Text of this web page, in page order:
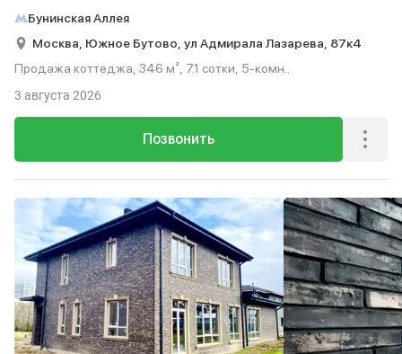
Бунинская Аллея
Москва, Южное Бутово, ул Адмирала Лазарева, 87к4
Продажа коттеджа, 346 м², 7.1 сотки, 5-комн..
Позвонить
3 августа 2026